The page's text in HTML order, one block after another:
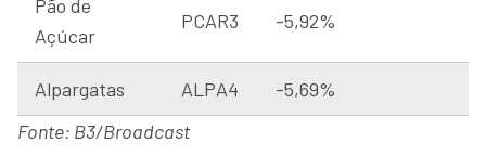
Pão de
Açúcar
PCAR3 -5,92%
Alpargatas ALPA4
-5,69%
Fonte: B3/Broadcast